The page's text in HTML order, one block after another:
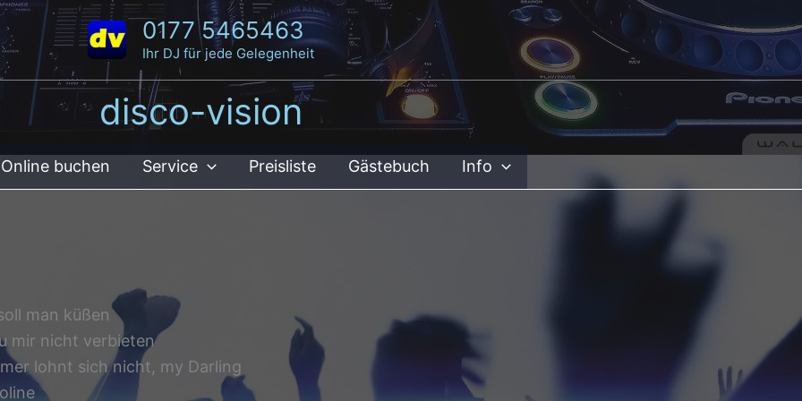
0177 5465463
Ihr DJ für jede Gelegenheit
disco-vision
Online buchen Service Preisliste Gästebuch Info
man küßen
mir nicht verbieten
lohnt sich nicht, my Darling